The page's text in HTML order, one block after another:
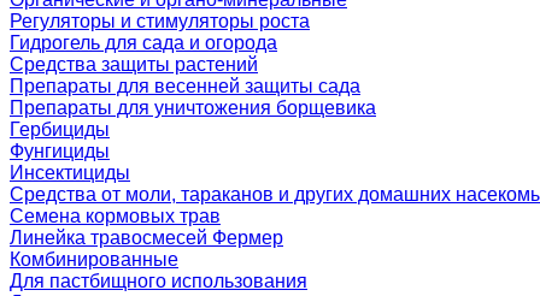
Регуляторы и стимуляторы роста
Гидрогель для сада и огорода
Средства защиты растений
Препараты для весенней защиты сада
Препараты для уничтожения борщевика
Гербициды
Фунгициды
Инсектициды
Средства от моли, тараканов и других домашних
Семена кормовых трав
Линейка травосмесей Фермер
Комбинированные
Для пастбищного использования